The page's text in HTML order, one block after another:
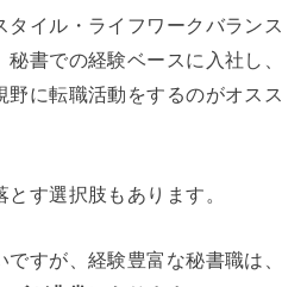
タイル・ライフワークバランス
書での経験ベースに入社し、
野に転職活動をするのがオスス
す選択肢もあります。
すが、経験豊富な秘書職は、